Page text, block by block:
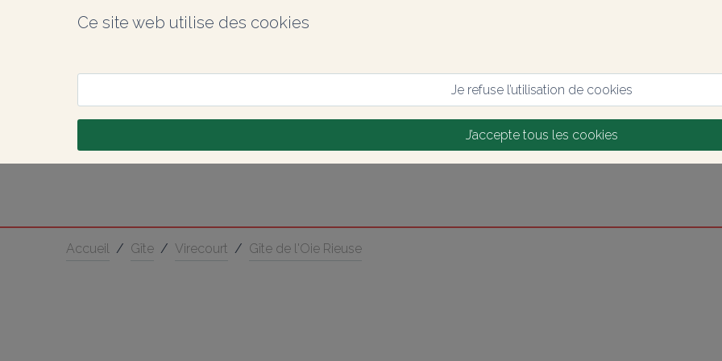
Ce site web utilise des cookies
Je refuse l’utilisation de cookies
J’accepte tous les cookies
Accueil / Gîte / Virecourt / Gîte de l'Oie Rieuse